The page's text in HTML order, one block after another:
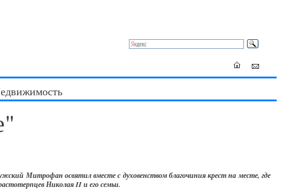
Митрофан освятил вместе с духовенством благочиния крест на месте, где
Николая II и его семьи.